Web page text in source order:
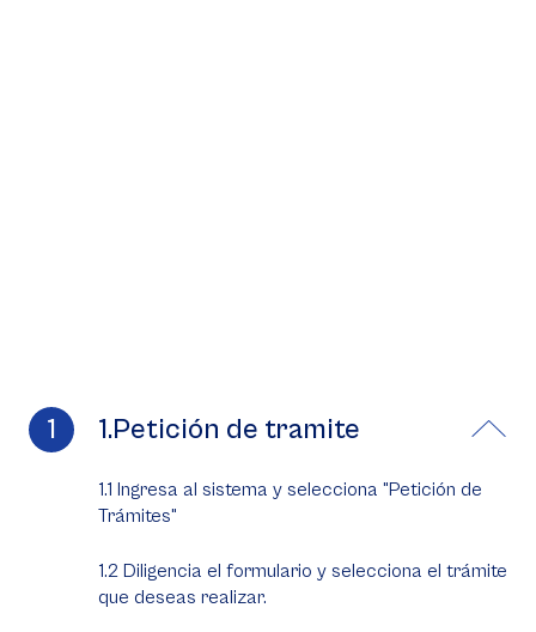
1.Petición de tramite
1.1 Ingresa al sistema y selecciona "Petición de
Trámites"
1.2 Diligencia el formulario y selecciona el trámite
que deseas realizar.